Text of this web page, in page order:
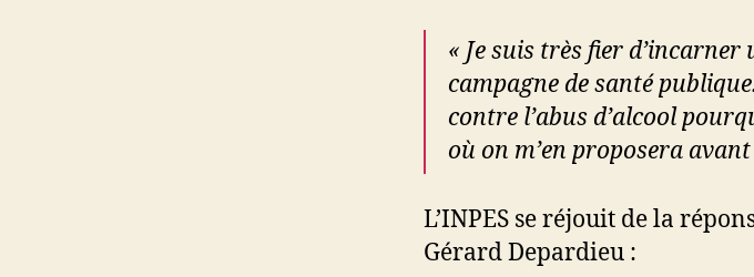
« Je suis très fier d’incarner
campagne de santé
contre l’abus d’alcool
où on m’en proposera
L’INPES se réjouit de la
Gérard Depardieu :